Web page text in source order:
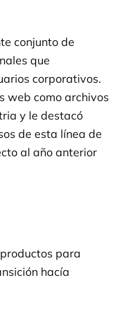
conjunto de
que
corporativos.
web como archivos
y le destacó
de esta línea de
al año anterior
para
hacía